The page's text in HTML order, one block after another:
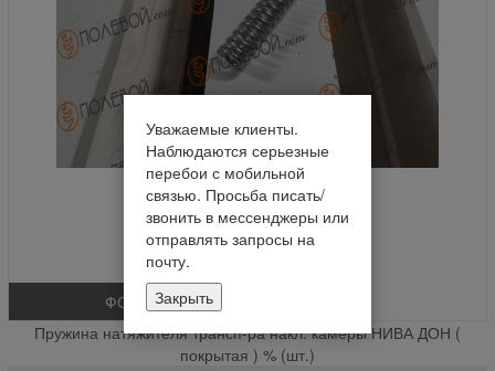
ФОТО
Пружина натяжителя трансп-ра накл. камеры НИВА ДОН (
покрытая ) % (шт.)
Уважаемые клиенты.
Наблюдаются серьезные
перебои с мобильной
связью. Просьба писать/
звонить в мессенджеры или
отправлять запросы на
почту.
Закрыть